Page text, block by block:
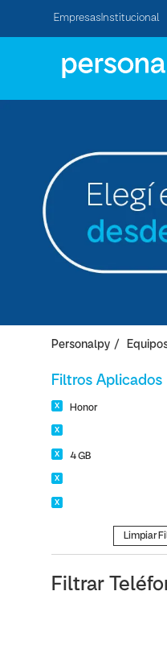
Empresas Institucional
Personalpy
Filtros Aplicados
Honor
4 GB
Limpiar
Filtrar